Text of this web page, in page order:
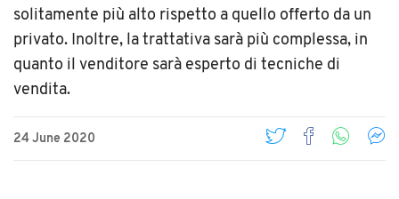
solitamente più alto rispetto a quello offerto da un
privato. Inoltre, la trattativa sarà più complessa, in
quanto il venditore sarà esperto di tecniche di
vendita.
24 June 2020